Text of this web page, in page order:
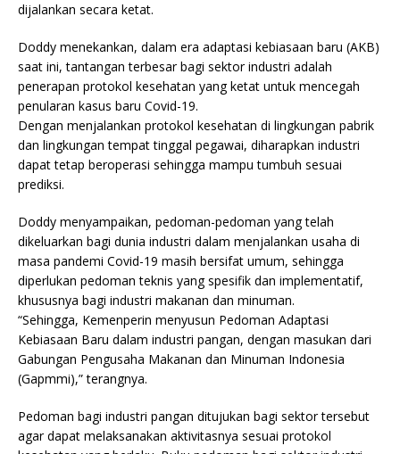
dijalankan secara ketat.
Doddy menekankan, dalam era adaptasi kebiasaan baru (AKB)
saat ini, tantangan terbesar bagi sektor industri adalah
penerapan protokol kesehatan yang ketat untuk mencegah
penularan kasus baru Covid-19.
Dengan menjalankan protokol kesehatan di lingkungan pabrik
dan lingkungan tempat tinggal pegawai, diharapkan industri
dapat tetap beroperasi sehingga mampu tumbuh sesuai
prediksi.
Doddy menyampaikan, pedoman-pedoman yang telah
dikeluarkan bagi dunia industri dalam menjalankan usaha di
masa pandemi Covid-19 masih bersifat umum, sehingga
diperlukan pedoman teknis yang spesifik dan implementatif,
khususnya bagi industri makanan dan minuman.
“Sehingga, Kemenperin menyusun Pedoman Adaptasi
Kebiasaan Baru dalam industri pangan, dengan masukan dari
Gabungan Pengusaha Makanan dan Minuman Indonesia
(Gapmmi),” terangnya.
Pedoman bagi industri pangan ditujukan bagi sektor tersebut
agar dapat melaksanakan aktivitasnya sesuai protokol